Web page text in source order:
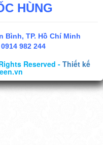
HÙNG
Bình, TP. Hồ Chí Minh
982 244
Reserved - Thiết kế